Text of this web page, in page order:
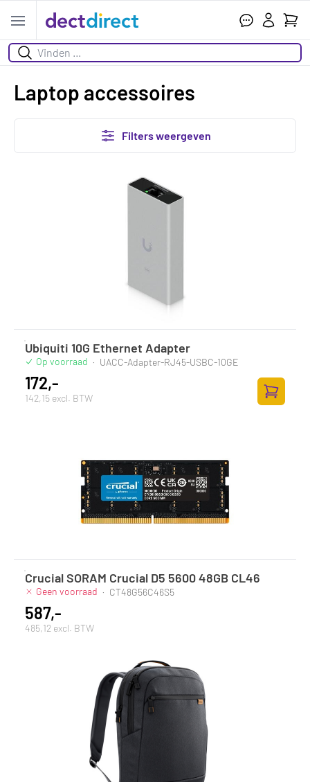
Open menu
Zoeken
Laptop accessoires
Filters weergeven
Ubiquiti 10G Ethernet Adapter
Op voorraad · UACC-Adapter-RJ45-USBC-10GE
172,-
142,15 excl. BTW
Crucial SORAM Crucial D5 5600 48GB CL46
Geen voorraad · CT48G56C46S5
587,-
485,12 excl. BTW